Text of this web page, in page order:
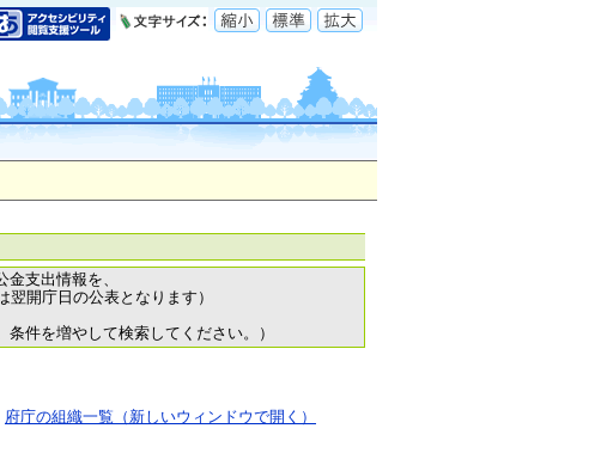
支出情報を、
開庁日の公表となります）
件を増やして検索してください。）
府庁の組織一覧（新しいウィンドウで開く）